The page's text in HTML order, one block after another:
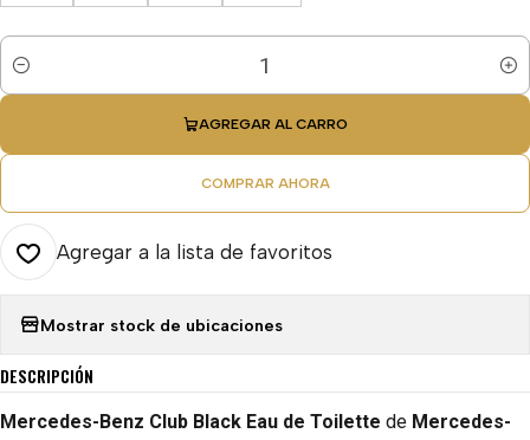
Cantidad
AGREGAR AL CARRO
COMPRAR AHORA
Agregar a la lista de favoritos
Mostrar stock de ubicaciones
DESCRIPCIÓN
Mercedes-Benz Club Black Eau de Toilette de Mercedes-